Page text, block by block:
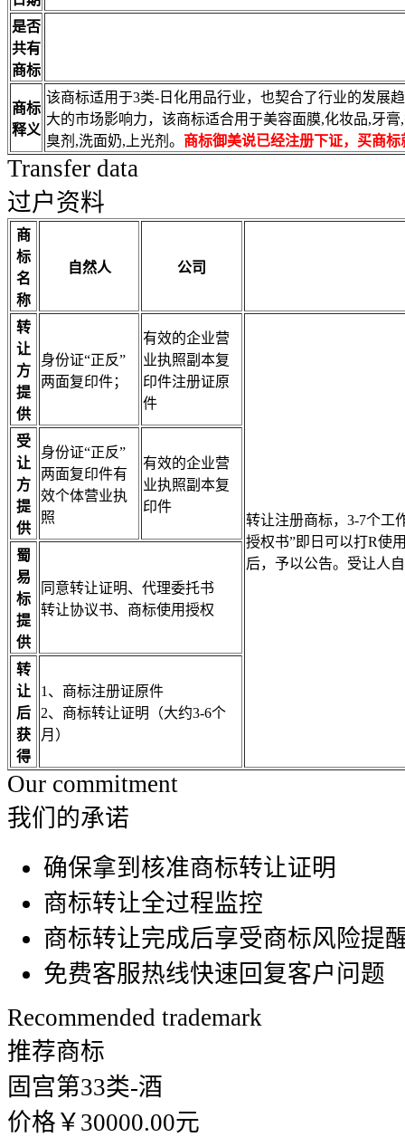
是否
共有
商标
商标
释义
该商标适用于3类-日化用品行业，也契合了行业的发展
大的市场影响力，该商标适合用于美容面膜,化妆品,牙
臭剂,洗面奶,上光剂。 商标御美说已经注册下证，买商
Transfer data
过户资料
商
标
名
称
自然人 公司
转
让
方
提
供
身份证“正反”
两面复印件；
有效的企业营
业执照副本复
印件注册证原
件
转让注册商标，3-7个工
授权书”即日可以打R使
后，予以公告。受让人
受
让
方
提
供
身份证“正反”
两面复印件有
效个体营业执
照
有效的企业营
业执照副本复
印件
蜀
易
标
提
供
同意转让证明、代理委托书
转让协议书、商标使用授权
转
让
后
获
得
1、商标注册证原件
2、商标转让证明（大约3-6个
月）
Our commitment
我们的承诺
确保拿到核准商标转让证明
商标转让全过程监控
商标转让完成后享受商标风险提
免费客服热线快速回复客户问题
Recommended trademark
推荐商标
固宫第33类-酒
价格￥30000.00元